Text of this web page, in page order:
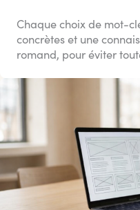
Chaque choix de mot-
concrètes et une
romand, pour éviter